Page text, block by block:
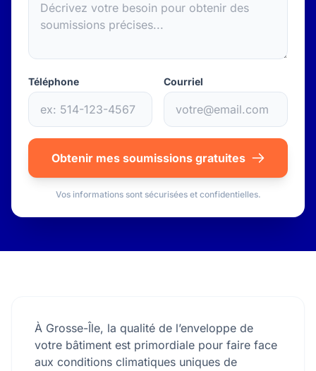
Téléphone Courriel
Obtenir mes soumissions gratuites
Vos informations sont sécurisées et confidentielles.
À Grosse-Île, la qualité de l’enveloppe de
votre bâtiment est primordiale pour faire face
aux conditions climatiques uniques de